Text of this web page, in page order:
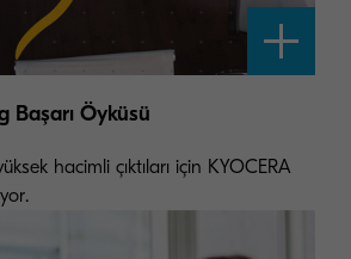
Başarı Öyküsü
hacimli çıktıları için KYOCERA